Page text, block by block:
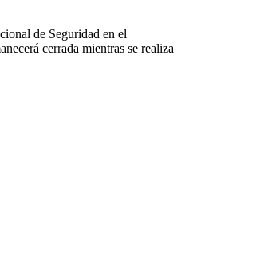
de Seguridad en el
cerrada mientras se realiza